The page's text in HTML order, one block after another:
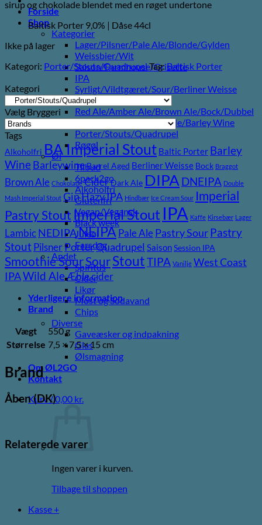
Forside
Shop
Kategorier
Lager/Pilsner/Pale Ale/Blonde/Gylden
Weissbier/Wit
Saison/Farmhouse/Grisette
IPA
Syrligt/Vildtgæret/Sour/Berliner Weisse
Mjød/Melomel/Braggot
Red Ale/Amber Ale/Brown Ale/Bock/Dubbel
Strong Ale/Dark Ale/Triple/Barley Wine
Porter/Stouts/Quadrupel
Røgøl
Øl
Tilbud
6pack2go
Alkoholfri
Glutenfri
Vegan/Vegansk
Black week
Juleøl
Farsdag
Andet
Spiritus
Cider
Likør
Most og Sodavand
Chips
Diverse
Gaveæsker og indpakning
Glas
Ølsmagning
Om ØL2GO
Kontakt
Kurv /0,00 kr.
Ingen varer i kurven.
Tilbage til shoppen
Kasse +
sirup og chokolade blendet med en røget undertone
Baltisk Porter 9,0% | Dåse 44cl
Ikke på lager
Kategori: Porter/Stouts/QuadrupelTag:Baltisk Porter
Kategori
Vælg Bryggeri
Tags
Alkoholfri BA Imperial Stout Baltic Porter Barley
Wine BarleywineBarrel Aged Berliner Weisse Bock Braggot
Brown Ale Chokolade CiderDark Ale DIPA DNEIPA Double
Mash Imperial Stout GinHazy IPA Hindbær Ice Cream Sour Imperial
Pastry Stout Imperial Stout IPA Kaffe Kirsebær Lager
Lambic NEDIPANEIPA Pale Ale Pastry Sour Pastry
Stout Pilsner PorterQuadrupel SaisonSession IPA
Smoothie SourSourStoutTIPA Vanilje West Coast
IPAWild Ale Æble cider
Yderligere information
Brand
Vægt
550 g
Størrelse 7,5 × 7,5 × 15 cm
Brand
Åben (DK)
Relaterede varer